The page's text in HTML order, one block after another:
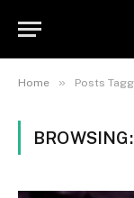
Home » Posts
BROWSING: